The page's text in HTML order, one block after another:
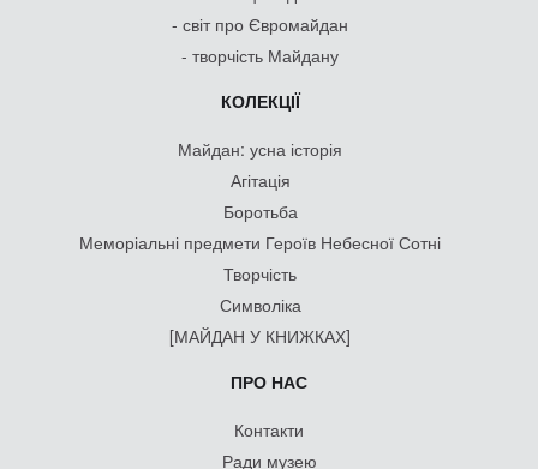
- світ про Євромайдан
- творчість Майдану
КОЛЕКЦІЇ
Майдан: усна історія
Агітація
Боротьба
Меморіальні предмети Героїв Небесної Сотні
Творчість
Символіка
[МАЙДАН У КНИЖКАХ]
ПРО НАС
Контакти
Ради музею